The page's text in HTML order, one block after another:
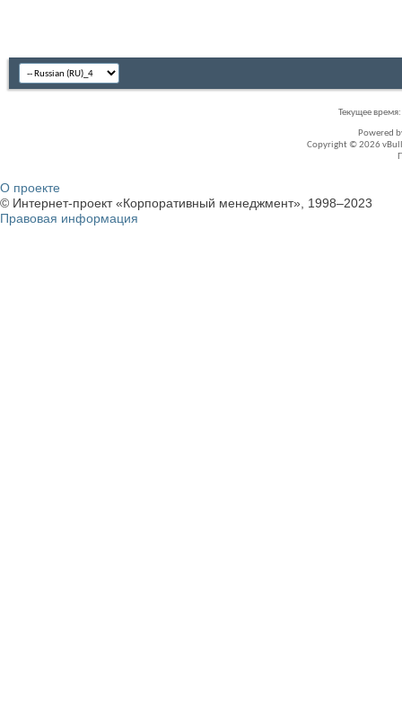
Текущее время:
Powered
Copyright © 2026
О проекте
© Интернет-проект «Корпоративный менеджмент», 1998–2023
Правовая информация